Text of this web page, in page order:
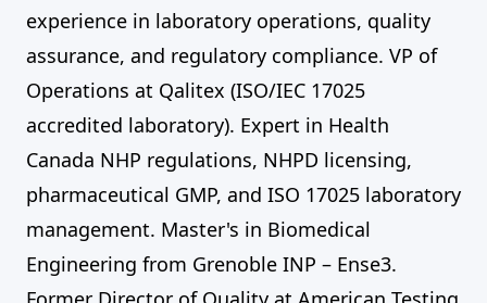
experience in laboratory operations, quality
assurance, and regulatory compliance. VP of
Operations at Qalitex (ISO/IEC 17025
accredited laboratory). Expert in Health
Canada NHP regulations, NHPD licensing,
pharmaceutical GMP, and ISO 17025 laboratory
management. Master's in Biomedical
Engineering from Grenoble INP – Ense3.